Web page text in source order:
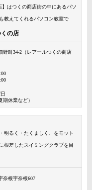
】はつくの商店街の中にあるパソ
教えてくれるパソコン教室で
の店
野町34-2（レアールつくの商店
期休業など）
明るく・たくましく、をモット
根差したスイミングクラブを目
奈根宇奈根607